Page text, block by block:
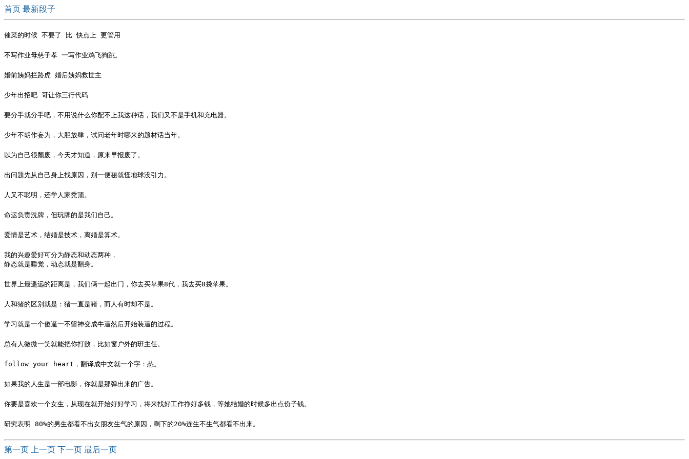
首页 最新段子
催菜的时候 不要了 比 快点上 更管用
不写作业母慈子孝 一写作业鸡飞狗跳。
婚前姨妈拦路虎 婚后姨妈救世主
少年出招吧 哥让你三行代码
要分手就分手吧，不用说什么你配不上我这种话，我们又不是手机和充电器。
少年不胡作妄为，大胆放肆，试问老年时哪来的题材话当年。
以为自己很颓废，今天才知道，原来早报废了。
出问题先从自己身上找原因，别一便秘就怪地球没引力。
人又不聪明，还学人家秃顶。
命运负责洗牌，但玩牌的是我们自己。
爱情是艺术，结婚是技术，离婚是算术。
我的兴趣爱好可分为静态和动态两种，
静态就是睡觉，动态就是翻身。
世界上最遥远的距离是，我们俩一起出门，你去买苹果8代，我去买8袋苹果。
人和猪的区别就是：猪一直是猪，而人有时却不是。
学习就是一个傻逼一不留神变成牛逼然后开始装逼的过程。
总有人微微一笑就能把你打败，比如窗户外的班主任。
follow your heart，翻译成中文就一个字：怂。
如果我的人生是一部电影，你就是那弹出来的广告。
你要是喜欢一个女生，从现在就开始好好学习，将来找好工作挣好多钱，等她结婚的时候多出点份子钱。
研究表明 80%的男生都看不出女朋友生气的原因，剩下的20%连生不生气都看不出来。
第一页 上一页 下一页 最后一页